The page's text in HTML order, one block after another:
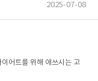
2025-07-08
어트를 위해 애쓰시는 고